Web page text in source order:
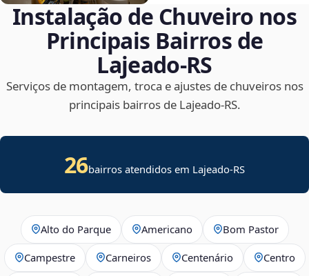
Instalação de Chuveiro nos
Principais Bairros de
Lajeado‑RS
Serviços de montagem, troca e ajustes de chuveiros nos
principais bairros de Lajeado‑RS.
26bairros atendidos em Lajeado-RS
Alto do Parque Americano Bom Pastor
Campestre Carneiros Centenário Centro